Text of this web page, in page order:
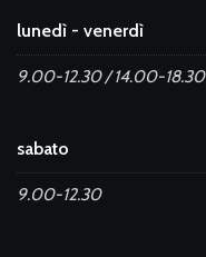
lunedì - venerdì
9.00-12.30 / 14.00-18.30
sabato
9.00-12.30